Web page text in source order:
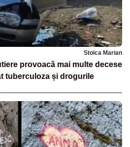
Stoica Marian
provoacă mai multe decese
tuberculoza și drogurile